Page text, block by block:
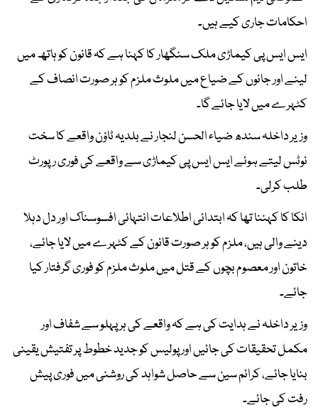
احکامات جاری کیے ہیں۔
ایس ایس پی کیماڑی ملک سنگھار کا کہنا ہے کہ قانون کو ہاتھ میں
لینے اور جانوں کے ضیاع میں ملوث ملزم کو ہر صورت انصاف کے
کٹہرے میں لایا جائے گا۔
وزیر داخلہ سندھ ضیاء الحسن لنجار نے بلدیہ ٹاؤن واقعے کا سخت
نوٹس لیتے ہوئے ایس ایس پی کیماڑی سے واقعے کی فوری رپورٹ
طلب کرلی۔
انکا کا کہننا تھا کہ ابتدائی اطلاعات انتہائی افسوسناک اور دل دہلا
دینے والی ہیں، ملزم کو ہر صورت قانون کے کٹہرے میں لایا جائے،
خاتون اور معصوم بچوں کے قتل میں ملوث ملزم کو فوری گرفتار کیا
جائے۔
وزیر داخلہ نے ہدایت کی ہے کہ واقعے کی ہر پہلو سے شفاف اور
مکمل تحقیقات کی جائیں اور پولیس کو جدید خطوط پر تفتیش یقینی
بنایا جائے، کرائم سین سے حاصل شواہد کی روشنی میں فوری پیش
رفت کی جائے۔